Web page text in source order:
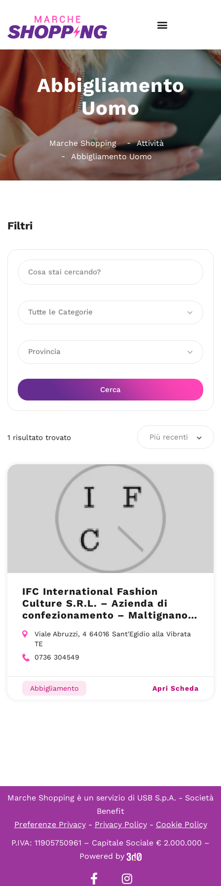
Abbigliamento
Uomo
Marche Shopping
Attività
Abbigliamento Uomo
Filtri
Tutte le Categorie
Provincia
Cerca
1 risultato trovato Più recenti
IFC International Fashion
Culture S.R.L. – Azienda di
confezionamento – Maltignano
Viale Abruzzi, 4 64016 Sant'Egidio alla Vibrata
TE
0736 304549
Abbigliamento Apri Scheda
Marche Shopping è un servizio di USB S.p.A. - Società
Benefit
Preferenze Privacy- Privacy Policy- Cookie Policy
P.IVA: 11905750961 – Capitale Sociale € 2.000.000 –
Powered by